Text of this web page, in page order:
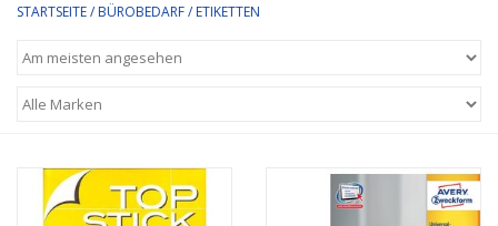
Rund um den Schreibtisch
Bürobedarf
STARTSEITE/ BÜROBEDARF/ ETIKETTEN